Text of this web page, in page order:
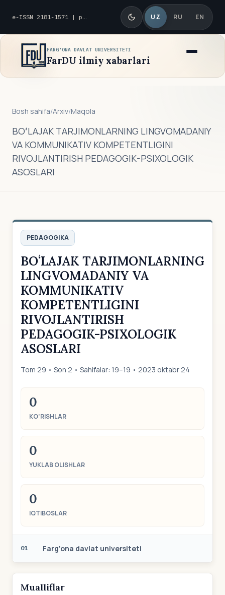
e-ISSN 2181-1571 | p-ISSN 2010-8419 UZ RU EN
FARG'ONA DAVLAT UNIVERSITETI
FarDU ilmiy xabarlari
Bosh sahifa/Arxiv/Maqola
BOʻLAJAK TARJIMONLARNING LINGVOMADANIY
VA KOMMUNIKATIV KOMPETENTLIGINI
RIVOJLANTIRISH PEDAGOGIK-PSIXOLOGIK
ASOSLARI
PEDAGOGIKA
BOʻLAJAK TARJIMONLARNING
LINGVOMADANIY VA
KOMMUNIKATIV
KOMPETENTLIGINI
RIVOJLANTIRISH
PEDAGOGIK-PSIXOLOGIK
ASOSLARI
Tom 29 • Son 2 • Sahifalar: 19–19 • 2023 oktabr 24
0
KO‘RISHLAR
0
YUKLAB OLISHLAR
0
IQTIBOSLAR
01 Farg'ona davlat universiteti
Mualliflar